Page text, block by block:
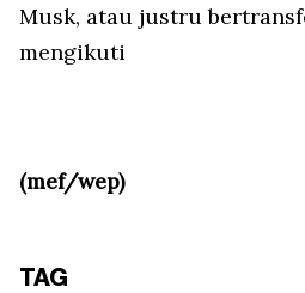
Musk, atau justru
mengikuti
(mef/wep)
TAG